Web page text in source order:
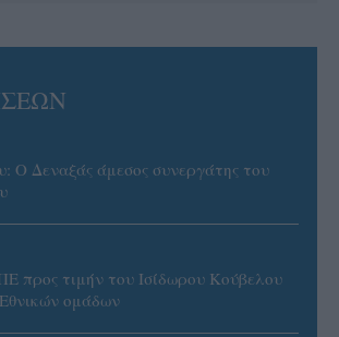
Ο Δεναξάς άμεσος συνεργάτης του
προς τιμήν του Ισίδωρου Κούβελου
ομάδων